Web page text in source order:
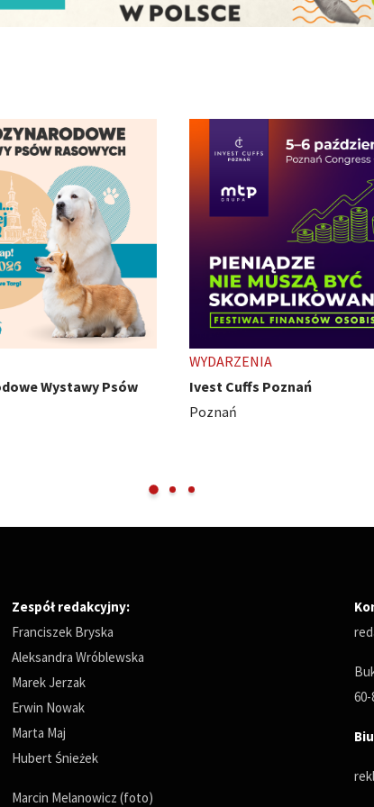
TARGI
HobbyCon - z pasji się nie
Międzynarodowe Targi
Zespół redakcyjny:
Franciszek Bryska
Aleksandra Wróblewska
Marek Jerzak
Erwin Nowak
Marta Maj
Hubert Śnieżek
Marcin Melanowicz (foto)